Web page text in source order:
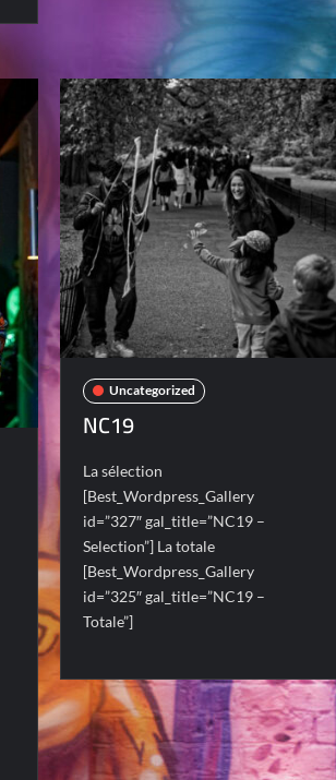
Uncategorized
NC19
La sélection
[Best_Wordpress_Gallery
id=”327″ gal_title=”NC19 –
Selection”] La totale
[Best_Wordpress_Gallery
id=”325″ gal_title=”NC19 –
Totale”]